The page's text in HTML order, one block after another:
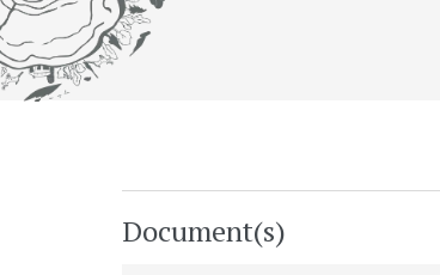
Document(s)